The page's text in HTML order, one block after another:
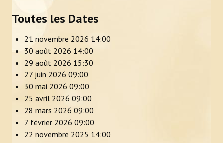
Toutes les Dates
21 novembre 2026 14:00
30 août 2026 14:00
29 août 2026 15:30
27 juin 2026 09:00
30 mai 2026 09:00
25 avril 2026 09:00
28 mars 2026 09:00
7 février 2026 09:00
22 novembre 2025 14:00